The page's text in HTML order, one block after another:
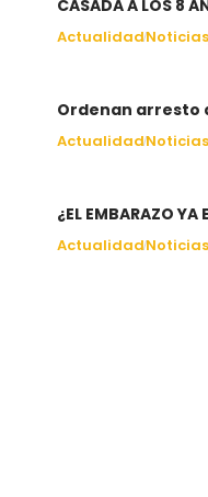
CASADA A LOS 8
ActualidadNoticias
Ordenan arresto
ActualidadNoticias
¿EL EMBARAZO YA
ActualidadNoticias